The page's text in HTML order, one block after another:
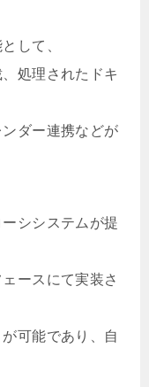
して、
処理されたドキ
ダー連携などが
シシステムが提
ースにて実装さ
可能であり、自